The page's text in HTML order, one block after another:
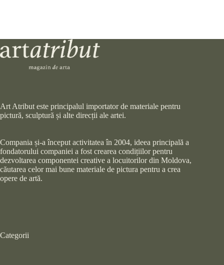
Art Atribut este principalul importator de materiale pentru
pictură, sculptură și alte direcții ale artei.
Compania și-a început activitatea în 2004, ideea principală a
fondatorului companiei a fost crearea condițiilor pentru
dezvoltarea componentei creative a locuitorilor din Moldova,
căutarea celor mai bune materiale de pictura pentru a crea
opere de artă.
Categorii